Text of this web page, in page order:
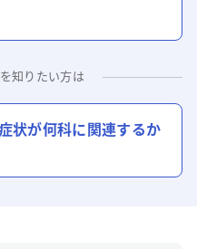
知りたい方は
状が何科に関連するか